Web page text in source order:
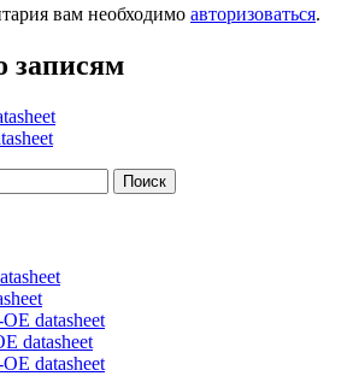
вам необходимо авторизоваться.
записям
datasheet
datasheet
datasheet